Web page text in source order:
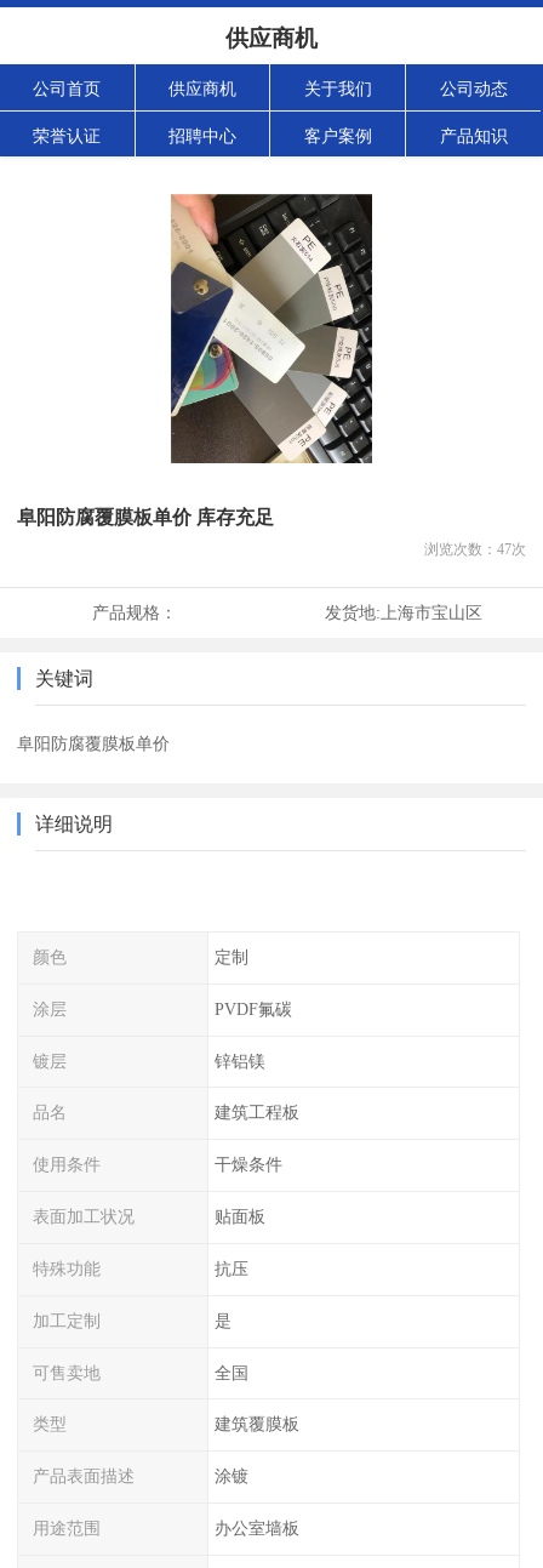
供应商机
公司首页 供应商机 关于我们 公司动态
荣誉认证 招聘中心 客户案例 产品知识
阜阳防腐覆膜板单价 库存充足
浏览次数： 47次
产品规格： 发货地: 上海市宝山区
关键词
阜阳防腐覆膜板单价
详细说明
颜色 定制
涂层 PVDF氟碳
镀层 锌铝镁
品名 建筑工程板
使用条件 干燥条件
表面加工状况 贴面板
特殊功能 抗压
加工定制 是
可售卖地 全国
类型 建筑覆膜板
产品表面描述 涂镀
用途范围 办公室墙板